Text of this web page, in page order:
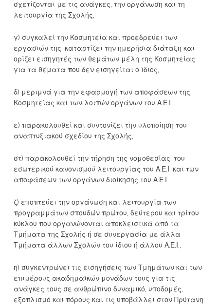
σχετίζονται με τις ανάγκες, την οργάνωση και τη
λειτουργία της Σχολής,
γ) συγκαλεί την Κοσμητεία και προεδρεύει των
εργασιών της, καταρτίζει την ημερήσια διάταξη και
ορίζει εισηγητές των θεμάτων μέλη της Κοσμητείας
για τα θέματα που δεν εισηγείται ο ίδιος,
δ) μεριμνά για την εφαρμογή των αποφάσεων της
Κοσμητείας και των λοιπών οργάνων του Α.Ε.Ι.,
ε) παρακολουθεί και συντονίζει την υλοποίηση του
αναπτυξιακού σχεδίου της Σχολής,
στ) παρακολουθεί την τήρηση της νομοθεσίας, του
εσωτερικού κανονισμού λειτουργίας του Α.Ε.Ι. και των
αποφάσεων των οργάνων διοίκησης του Α.Ε.Ι.,
ζ) εποπτεύει την οργάνωση και λειτουργία των
προγραμμάτων σπουδών πρώτου, δεύτερου και τρίτου
κύκλου που οργανώνονται αποκλειστικά από τα
Τμήματα της Σχολής ή σε συνεργασία με άλλα
Τμήματα άλλων Σχολών του ίδιου ή άλλου Α.Ε.Ι.,
η) συγκεντρώνει τις εισηγήσεις των Τμημάτων και των
επιμέρους ακαδημαϊκών μονάδων τους για τις
ανάγκες τους σε ανθρώπινο δυναμικό, υποδομές,
εξοπλισμό και πόρους και τις υποβάλλει στον Πρύτανη